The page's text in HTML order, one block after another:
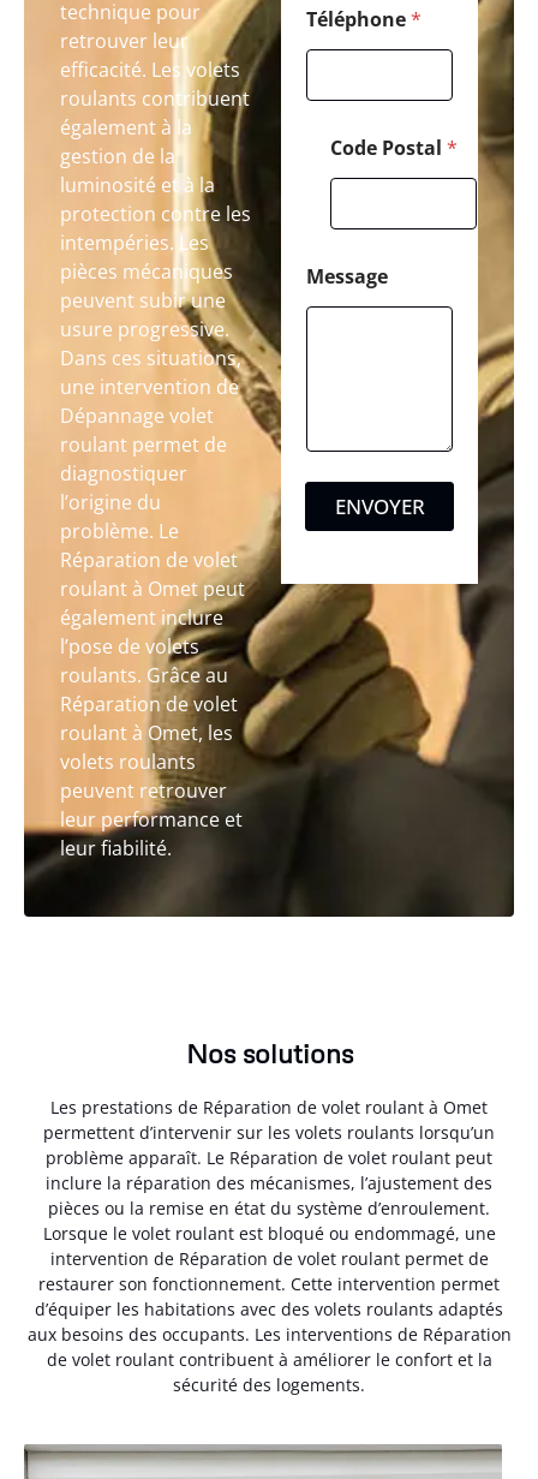
technique pour
retrouver leur
efficacité. Les volets
roulants contribuent
également à la
gestion de la
luminosité et à la
protection contre les
intempéries. Les
pièces mécaniques
peuvent subir une
usure progressive.
Dans ces situations,
une intervention de
Dépannage volet
roulant permet de
diagnostiquer
l’origine du
problème. Le
Réparation de volet
roulant à Omet peut
également inclure
l’pose de volets
roulants. Grâce au
Réparation de volet
roulant à Omet, les
volets roulants
peuvent retrouver
leur performance et
leur fiabilité.
Téléphone*
Code Postal *
Message
ENVOYER
Nos solutions
Les prestations de Réparation de volet roulant à Omet
permettent d’intervenir sur les volets roulants lorsqu’un
problème apparaît. Le Réparation de volet roulant peut
inclure la réparation des mécanismes, l’ajustement des
pièces ou la remise en état du système d’enroulement.
Lorsque le volet roulant est bloqué ou endommagé, une
intervention de Réparation de volet roulant permet de
restaurer son fonctionnement. Cette intervention permet
d’équiper les habitations avec des volets roulants adaptés
aux besoins des occupants. Les interventions de Réparation
de volet roulant contribuent à améliorer le confort et la
sécurité des logements.